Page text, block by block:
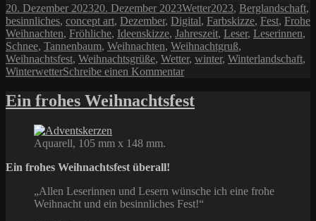
Veröffentlicht
am
20. Dezember 202320. Dezember 2023Kategorien
WetterSchlagwörter
2023, Berglandschaft,
besinnliches, concept art, Dezember, Digital, Farbskizze, Fest, Frohe
Weihnachten, Fröhliche, Ideenskizze, Jahreszeit, Leser, Leserinnen,
Schnee, Tannenbaum, Weihnachten, Weihnachtgruß,
Weihnachtsfest, Weihnachtsgrüße, Wetter, winter, Winterlandschaft,
WinterwetterSchreibe einen Kommentarzu
Weihnacht
2023
Ein frohes Weihnachtsfest
Aquarell, 105 mm x 148 mm.
Ein frohes Weihnachtsfest überall!
„Allen Leserinnen und Lesern wünsche ich eine frohe
Weihnacht und ein besinnliches Fest!“